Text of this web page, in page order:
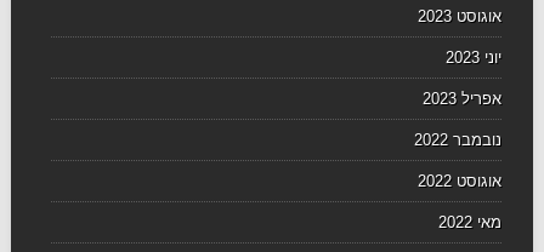
אוגוסט 2023
יוני 2023
אפריל 2023
נובמבר 2022
אוגוסט 2022
מאי 2022